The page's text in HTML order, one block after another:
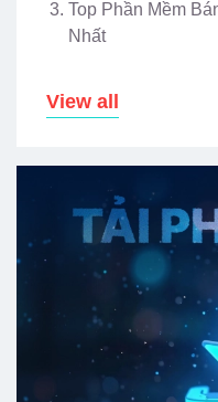
Top Phần Mềm
Nhất
View all